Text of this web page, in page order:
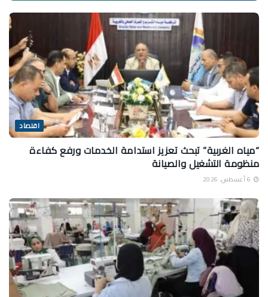
اقتصاد
“مياه الغربية” تبحث تعزيز استدامة الخدمات ورفع كفاءة
منظومة التشغيل والصيانة